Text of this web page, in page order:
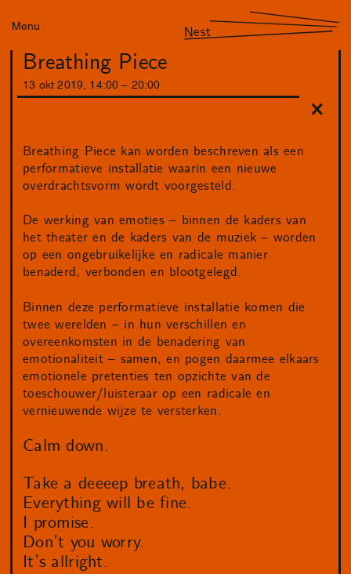
Menu Nest
Breathing Piece
13 okt 2019 14 :00 20:00
Breathing Piece kan worden beschreven als een
performatieve installatie waarin een nieuwe
overdrachtsvorm wordt voorgesteld.
De werking van emoties – binnen de kaders van
het theater en de kaders van de muziek – worden
op een ongebruikelijke en radicale manier
benaderd, verbonden en blootgelegd.
Binnen deze performatieve installatie komen die
twee werelden – in hun verschillen en
overeenkomsten in de benadering van
emotionaliteit – samen, en pogen daarmee elkaars
emotionele pretenties ten opzichte van de
toeschouwer/luisteraar op een radicale en
vernieuwende wijze te versterken.
Calm down.
Take a deeeep breath, babe.
Everything will be fine.
I promise.
Don’t you worry.
It’s allright.